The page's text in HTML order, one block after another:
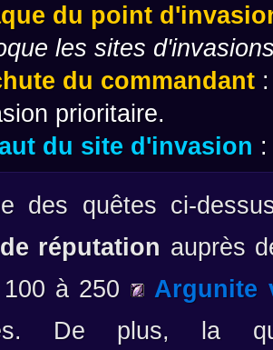
du point
les sites
du commandant
prioritaire.
du site d'invasion
des quêtes ci-
réputation auprès
à 250
Argunite
De plus, la